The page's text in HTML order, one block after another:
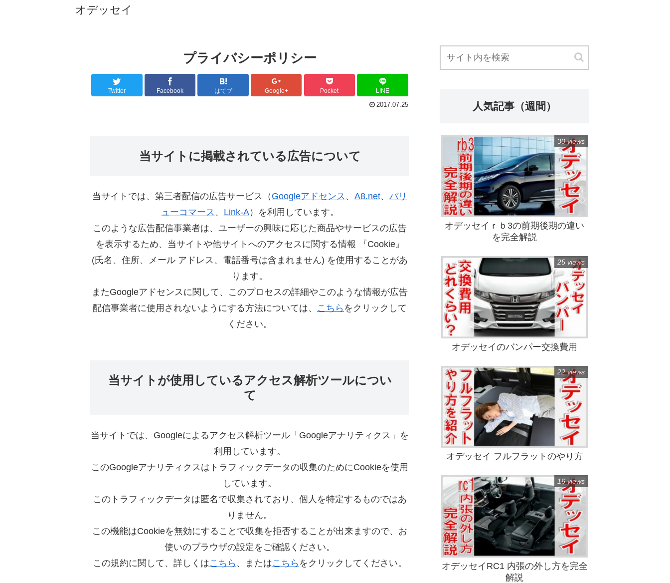
オデッセイ
プライバシーポリシー
Twitter Facebook はてブ Google+ Pocket LINE
2017.07.25
当サイトに掲載されている広告について
当サイトでは、第三者配信の広告サービス（ Googleアドセンス 、 A8.net、 バリ
ューコマース 、 Link-A）を利用しています。
このような広告配信事業者は、ユーザーの興味に応じた商品やサービスの広告
を表示するため、当サイトや他サイトへのアクセスに関する情報 『Cookie』
(氏名、住所、メール アドレス、電話番号は含まれません) を使用することがあ
ります。
またGoogleアドセンスに関して、このプロセスの詳細やこのような情報が広告
配信事業者に使用されないようにする方法については、 こちら をクリックして
ください。
当サイトが使用しているアクセス解析ツールについ
て
当サイトでは、Googleによるアクセス解析ツール「Googleアナリティクス」を
利用しています。
このGoogleアナリティクスはトラフィックデータの収集のためにCookieを使用
しています。
このトラフィックデータは匿名で収集されており、個人を特定するものではあ
りません。
この機能はCookieを無効にすることで収集を拒否することが出来ますので、お
使いのブラウザの設定をご確認ください。
この規約に関して、詳しくはこちら 、またはこちら をクリックしてください。
人気記事（週間）
オデッセイｒｂ3の前期後期の違い
を完全解説
30 views
オデッセイのバンパー交換費用
25 views
オデッセイ フルフラットのやり方
22 views
オデッセイRC1 内張の外し方を完全
解説
16 views